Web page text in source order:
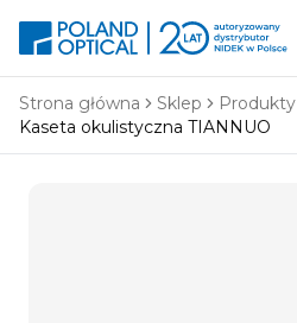
Strona główna Sklep
Produkty
Kaseta okulistyczna TIANNUO